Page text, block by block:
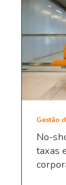
Gestão
No-
taxas